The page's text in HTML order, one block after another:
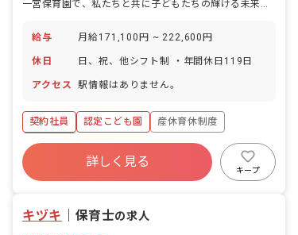
給与 月給171,100円 ~ 222,600円
休日 日、祝、他シフト制 ・年間休日119日
アクセス 駅情報はありません。
契約社員 認定こども園
産休育休制度
車通勤可
詳しく見る
キープ
キヅキ 保育士の求人